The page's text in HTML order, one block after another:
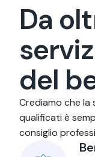
Da olt
serviz
del b
Crediamo che la
qualificati è
consiglio